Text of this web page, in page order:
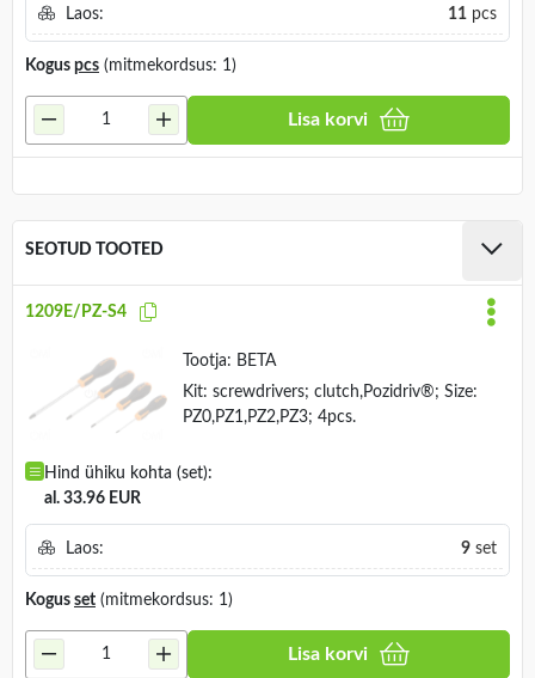
Laos: 11 pcs
Kogus pcs (mitmekordsus: 1)
Lisa korvi
SEOTUD TOOTED
1209E/PZ-S4
Tootja: BETA
Kit: screwdrivers; clutch,Pozidriv®; Size:
PZ0,PZ1,PZ2,PZ3; 4pcs.
Hind ühiku kohta (set):
al. 33.96 EUR
Laos: 9 set
Kogus set (mitmekordsus: 1)
Lisa korvi